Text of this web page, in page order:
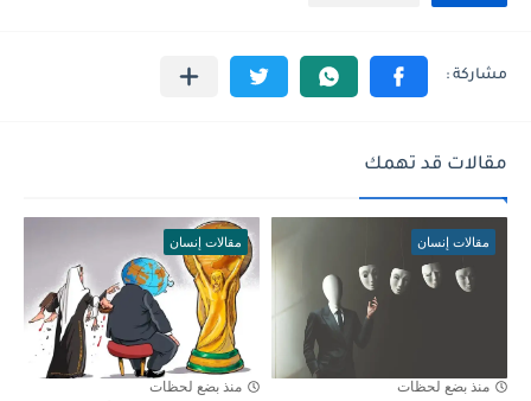
مقالات قد تهمك
مقالات إنسان
منذ بضع لحظات
مقالات إنسان
منذ بضع لحظات